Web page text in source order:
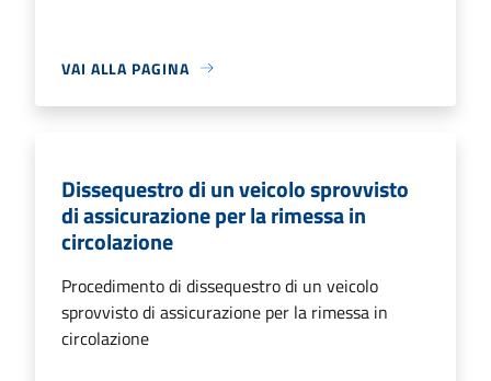
VAI ALLA PAGINA
Dissequestro di un veicolo sprovvisto
di assicurazione per la rimessa in
circolazione
Procedimento di dissequestro di un veicolo
sprovvisto di assicurazione per la rimessa in
circolazione